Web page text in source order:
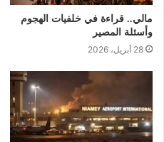
مالي.. قراءة في خلفيات الهجوم
وأسئلة المصير
28 أبريل، 2026